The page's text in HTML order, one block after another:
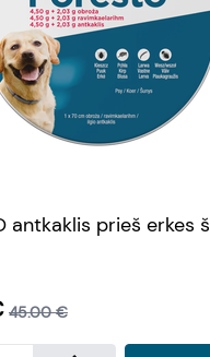
antkaklis prieš erkes
45.00 €